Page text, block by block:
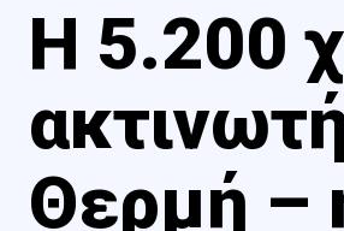
Η 5.200
Θερμή –